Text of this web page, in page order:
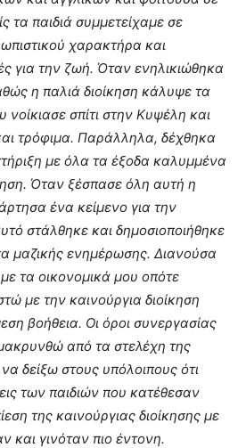
τα παιδιά συμμετείχαμε σε
χαρακτήρα και
για την ζωή. Όταν ενηλικιώθηκα
η παλιά διοίκηση κάλυψε τα
σπίτι στην Κυψέλη και
τρόφιμα. Παράλληλα, δέχθηκα
με όλα τα έξοδα καλυμμένα
Όταν ξέσπασε όλη αυτή η
ένα κείμενο για την
στάλθηκε και δημοσιοποιήθηκε
μαζικής ενημέρωσης. Διανούσα
τα οικονομικά μου οπότε
με την καινούργια διοίκηση
βοήθεια. Οι όροι συνεργασίας
από τα στελέχη της
δείξω στους υπόλοιπους ότι
των παιδιών που κατέθεσαν
της καινούργιας διοίκησης με
και γινόταν πιο έντονη.